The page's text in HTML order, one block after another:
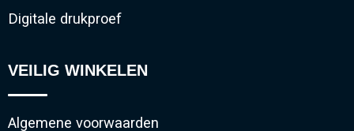
Digitale drukproef
VEILIG WINKELEN
Algemene voorwaarden